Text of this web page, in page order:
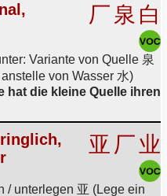
厂 泉 白
Variante von Quelle 泉
von Wasser 水)
hat die kleine Quelle ihren
亚 厂业
/ unterlegen 亚 (Lege ein